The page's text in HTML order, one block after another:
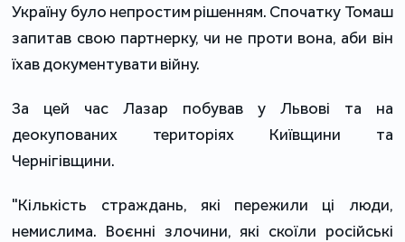
Україну було непростим рішенням. Спочатку Томаш
запитав свою партнерку, чи не проти вона, аби він
їхав документувати війну.
За цей час Лазар побував у Львові та на
деокупованих територіях Київщини та
Чернігівщини.
"Кількість страждань, які пережили ці люди,
немислима. Воєнні злочини, які скоїли російські